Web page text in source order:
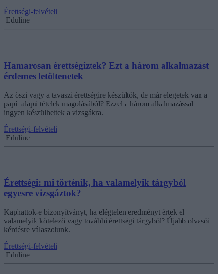
Érettségi-felvételi
Eduline
Hamarosan érettségiztek? Ezt a három alkalmazást
érdemes letöltenetek
Az őszi vagy a tavaszi érettségire készültök, de már elegetek van a
papír alapú tételek magolásából? Ezzel a három alkalmazással
ingyen készülhettek a vizsgákra.
Érettségi-felvételi
Eduline
Érettségi: mi történik, ha valamelyik tárgyból
egyesre vizsgáztok?
Kaphattok-e bizonyítványt, ha elégtelen eredményt értek el
valamelyik kötelező vagy további érettségi tárgyból? Újabb olvasói
kérdésre válaszolunk.
Érettségi-felvételi
Eduline